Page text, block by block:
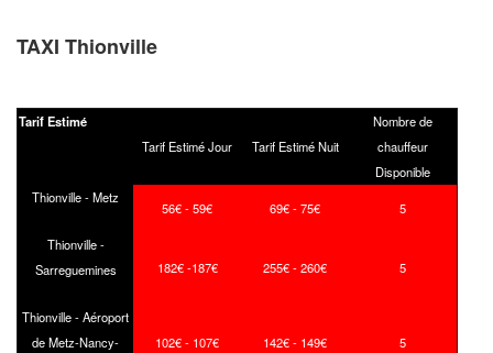
TAXI Thionville
Tarif Estimé
Tarif Estimé Jour
Tarif Estimé Nuit
Nombre de
chauffeur
Disponible
Thionville - Metz
56€ - 59€ 69€ - 75€ 5
Thionville -
Sarreguemines
182€ -187€ 255€ - 260€ 5
Thionville - Aéroport
de Metz-Nancy-
102€ - 107€ 142€ - 149€ 5